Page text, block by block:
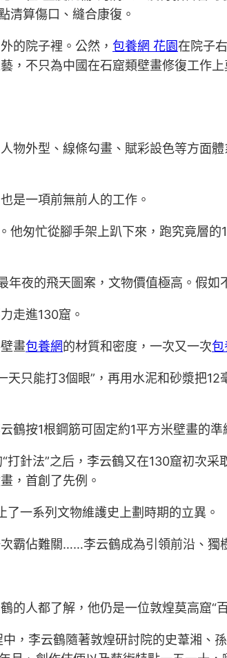
清算傷口、縫合康復。
的院子裡。公然， 包養網 花園在院子
，不只為中國在石窟類壁畫修復工作
外型、線條勾畫、賦彩設色等方面
是一項前無前人的工作。
匆忙從腳手架上趴下來，跑究竟層的
的飛天圖案，文物價值極高。假如
走進130窟。
畫包養網的材質和密度，一次又一次包
能打3個眼”，再用水泥和砂漿把12
按1根鋼筋可固定約1平方米壁畫的準
法”之后，李云鶴又在130窟初次采
，首創了先例。
一系列文物維護史上劃時期的立異。
佔難關……李云鶴成為引領前沿、獨
人都了解，他仍是一位敦煌莫高窟“
，李云鶴隨著敦煌研討院的史葦湘、